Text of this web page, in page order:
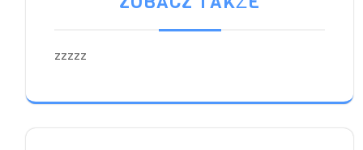
zzzzz